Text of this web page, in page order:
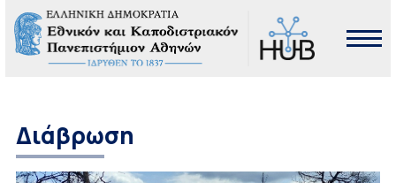
Διάβρωση